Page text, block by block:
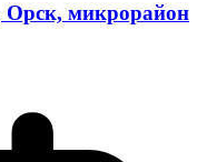
Орск, микрорайон